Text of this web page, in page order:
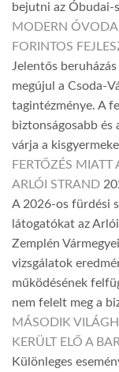
bejutni az Óbudai-
MODERN
FORINTOS
Jelentős
megújul a Csoda-
tagintézménye. A
biztonságosabb és
várja a
FERTŐZÉS
ARLÓI STRAND
A 2026-os fürdési
látogatókat az
Zemplén
vizsgálatok
működésének
nem felelt meg a
MÁSODIK
KERÜLT ELŐ A
Különleges